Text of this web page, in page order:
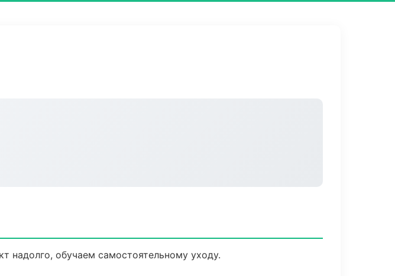
обучаем самостоятельному уходу.